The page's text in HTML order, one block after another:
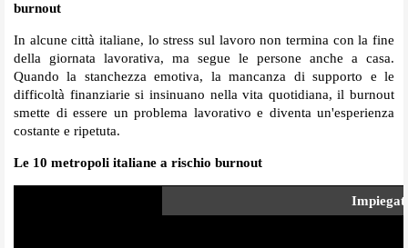
burnout
In alcune città italiane, lo stress sul lavoro non termina con la fine
della giornata lavorativa, ma segue le persone anche a casa.
Quando la stanchezza emotiva, la mancanza di supporto e le
difficoltà finanziarie si insinuano nella vita quotidiana, il burnout
smette di essere un problema lavorativo e diventa un'esperienza
costante e ripetuta.
Le 10 metropoli italiane a rischio burnout
Impiegati